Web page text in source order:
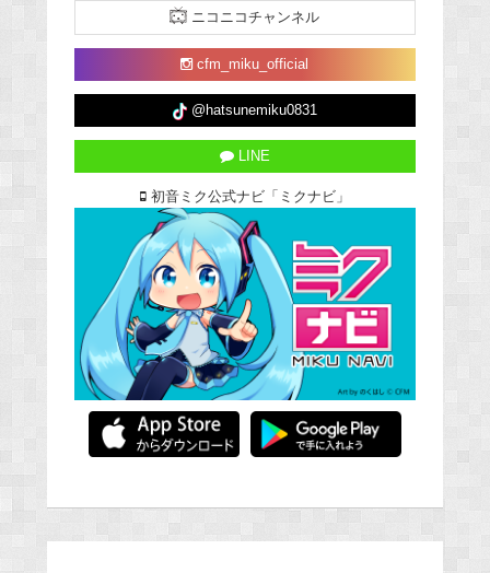
ニコニコチャンネル
cfm_miku_official
@hatsunemiku0831
LINE
初音ミク公式ナビ「ミクナビ」